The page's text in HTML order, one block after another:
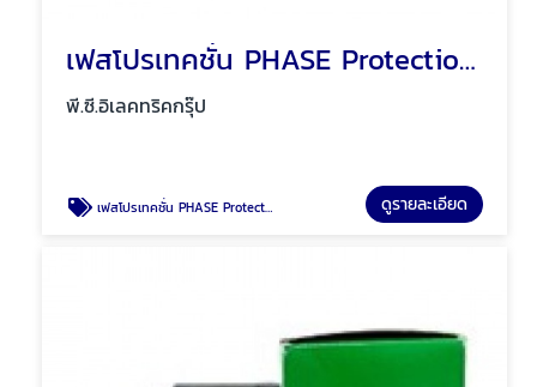
เฟสโปรเทคชั่น PHASE Protection พัทยา ชลบุรี
พี.ซี.อิเลคทริคกรุ๊ป
เฟสโปรเทคชั่น PHASE Protection พัทยา ชลบุรี ดูรายละเอียด